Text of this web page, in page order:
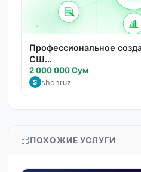
Профессиональное
СШ...
2 000 000 Сум
S shohruz
ПОХОЖИЕ УСЛУГИ